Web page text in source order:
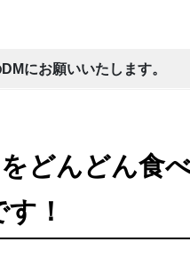
にお願いいたします。
どんどん食
！